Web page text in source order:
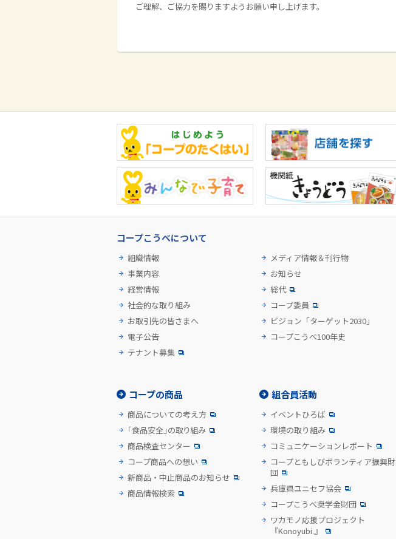
ご理解、ご協力を賜りますようお願い申し上げます。
コープこうべについて
組織情報
事業内容
経営情報
社会的な取り組み
お取引先の皆さまへ
電子公告
テナント募集
メディア情報＆刊行物
お知らせ
総代
コープ委員
ビジョン「ターゲット2030」
コープこうべ100年史
コープの商品
商品についての考え方
「食品安全」の取り組み
商品検査センター
コープ商品への想い
新商品・中止商品のお知らせ
商品情報検索
組合員活動
イベントひろば
環境の取り組み
コミュニケーションレポート
コープともしびボランティア振興財
団
兵庫県ユニセフ協会
コープこうべ奨学金財団
ワカモノ応援プロジェクト
『Konoyubi.』